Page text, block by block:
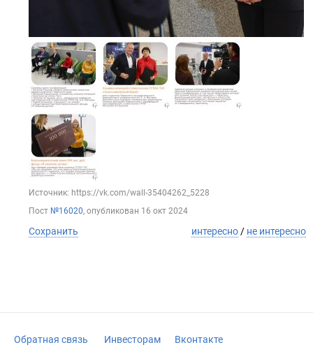
Источник: https://vk.com/wall-35404262_5228
Пост №16020, опубликован 16 окт 2024
Сохранить интересно / не интересно
Обратная связь Инвесторам Вконтакте